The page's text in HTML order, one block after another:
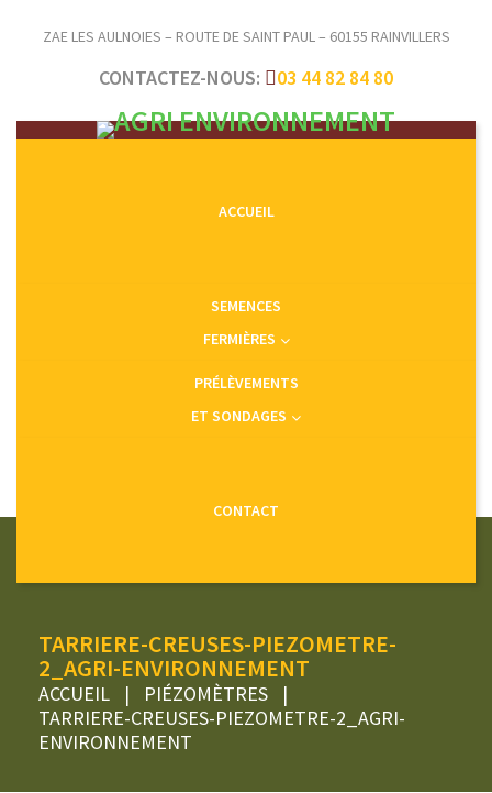
ZAE LES AULNOIES – ROUTE DE SAINT PAUL – 60155 RAINVILLERS
CONTACTEZ-NOUS: 03 44 82 84 80
ACCUEIL
SEMENCES
FERMIÈRES
PRÉLÈVEMENTS
ET SONDAGES
CONTACT
TARRIERE-CREUSES-PIEZOMETRE-
2_AGRI-ENVIRONNEMENT
ACCUEIL | PIÉZOMÈTRES
|
TARRIERE-CREUSES-PIEZOMETRE-2_AGRI-
ENVIRONNEMENT